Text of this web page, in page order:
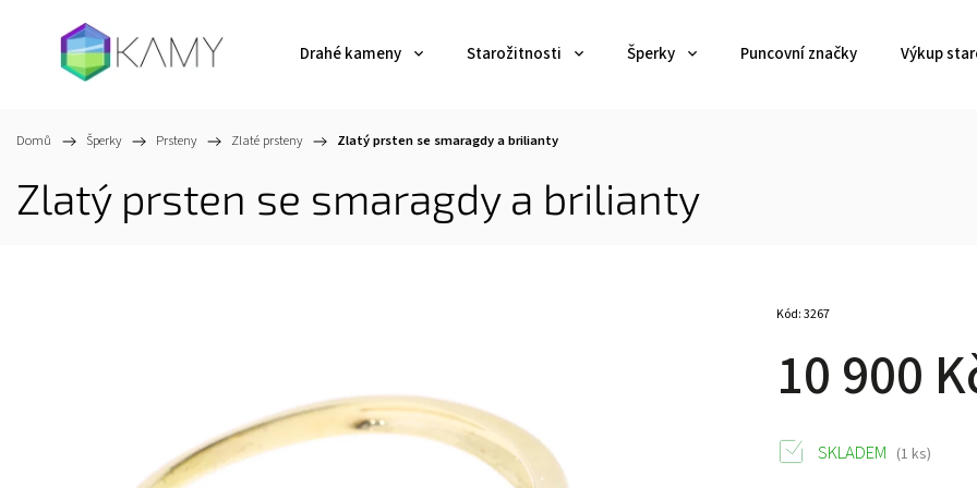
Drahé kameny Starožitnosti Šperky Puncovní značky Výkup
Domů / Šperky / Prsteny / Zlaté prsteny / Zlatý prsten se smaragdy a brilianty
Zlatý prsten se smaragdy a brilianty
10 900
Kód:3267
SKLADEM (1 ks)